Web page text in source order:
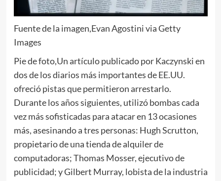
Fuente de la imagen,Evan Agostini via Getty
Images
Pie de foto,Un artículo publicado por Kaczynski en
dos de los diarios más importantes de EE.UU.
ofreció pistas que permitieron arrestarlo.
Durante los años siguientes, utilizó bombas cada
vez más sofisticadas para atacar en 13 ocasiones
más, asesinando a tres personas: Hugh Scrutton,
propietario de una tienda de alquiler de
computadoras; Thomas Mosser, ejecutivo de
publicidad; y Gilbert Murray, lobista de la industria